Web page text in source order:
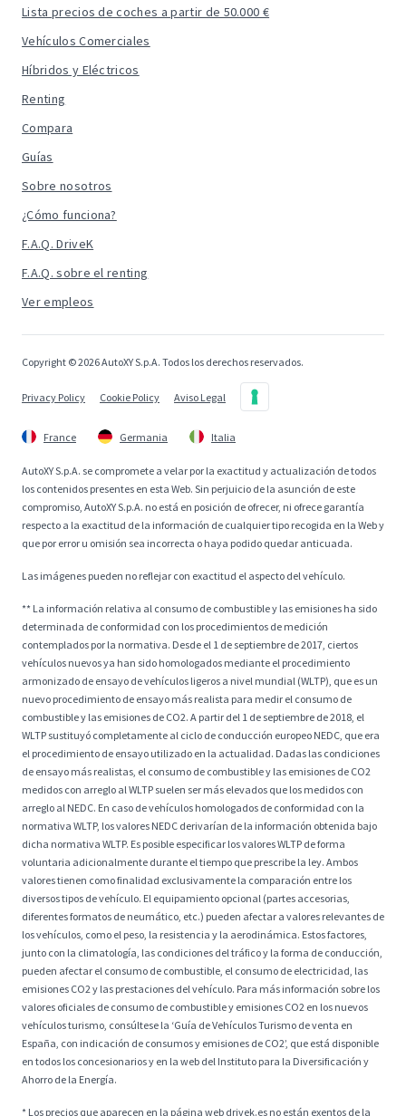
Lista precios de coches a partir de 50.000 €
Vehículos Comerciales
Híbridos y Eléctricos
Renting
Compara
Guías
Sobre nosotros
¿Cómo funciona?
F.A.Q. DriveK
F.A.Q. sobre el renting
Ver empleos
Copyright © 2026 AutoXY S.p.A. Todos los derechos reservados.
Privacy Policy Cookie Policy Aviso Legal
France Germania Italia
AutoXY S.p.A. se compromete a velar por la exactitud y actualización de todos
los contenidos presentes en esta Web. Sin perjuicio de la asunción de este
compromiso, AutoXY S.p.A. no está en posición de ofrecer, ni ofrece garantía
respecto a la exactitud de la información de cualquier tipo recogida en la Web y
que por error u omisión sea incorrecta o haya podido quedar anticuada.
Las imágenes pueden no reflejar con exactitud el aspecto del vehículo.
** La información relativa al consumo de combustible y las emisiones ha sido
determinada de conformidad con los procedimientos de medición
contemplados por la normativa. Desde el 1 de septiembre de 2017, ciertos
vehículos nuevos ya han sido homologados mediante el procedimiento
armonizado de ensayo de vehículos ligeros a nivel mundial (WLTP), que es un
nuevo procedimiento de ensayo más realista para medir el consumo de
combustible y las emisiones de CO2. A partir del 1 de septiembre de 2018, el
WLTP sustituyó completamente al ciclo de conducción europeo NEDC, que era
el procedimiento de ensayo utilizado en la actualidad. Dadas las condiciones
de ensayo más realistas, el consumo de combustible y las emisiones de CO2
medidos con arreglo al WLTP suelen ser más elevados que los medidos con
arreglo al NEDC. En caso de vehículos homologados de conformidad con la
normativa WLTP, los valores NEDC derivarían de la información obtenida bajo
dicha normativa WLTP. Es posible especificar los valores WLTP de forma
voluntaria adicionalmente durante el tiempo que prescribe la ley. Ambos
valores tienen como finalidad exclusivamente la comparación entre los
diversos tipos de vehículo. El equipamiento opcional (partes accesorias,
diferentes formatos de neumático, etc.) pueden afectar a valores relevantes de
los vehículos, como el peso, la resistencia y la aerodinámica. Estos factores,
junto con la climatología, las condiciones del tráfico y la forma de conducción,
pueden afectar el consumo de combustible, el consumo de electricidad, las
emisiones CO2 y las prestaciones del vehículo. Para más información sobre los
valores oficiales de consumo de combustible y emisiones CO2 en los nuevos
vehículos turismo, consúltese la ‘Guía de Vehículos Turismo de venta en
España, con indicación de consumos y emisiones de CO2’, que está disponible
en todos los concesionarios y en la web del Instituto para la Diversificación y
Ahorro de la Energía.
* Los precios que aparecen en la página web drivek.es no están exentos de la